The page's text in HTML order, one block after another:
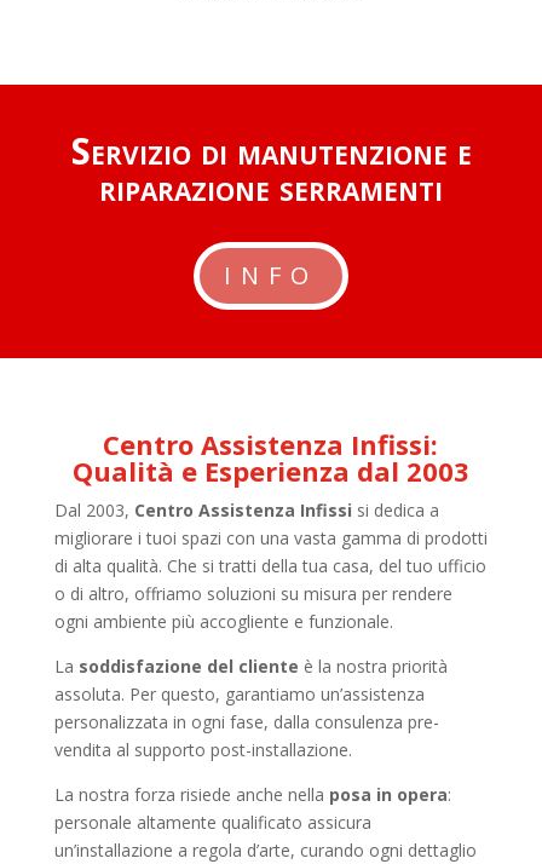
Servizio di manutenzione e
riparazione serramenti
INFO
Centro Assistenza Infissi:
Qualità e Esperienza dal 2003
Dal 2003, Centro Assistenza Infissi si dedica a
migliorare i tuoi spazi con una vasta gamma di prodotti
di alta qualità. Che si tratti della tua casa, del tuo ufficio
o di altro, offriamo soluzioni su misura per rendere
ogni ambiente più accogliente e funzionale.
La soddisfazione del cliente è la nostra priorità
assoluta. Per questo, garantiamo un’assistenza
personalizzata in ogni fase, dalla consulenza pre-
vendita al supporto post-installazione.
La nostra forza risiede anche nella posa in opera:
personale altamente qualificato assicura
un’installazione a regola d’arte, curando ogni dettaglio